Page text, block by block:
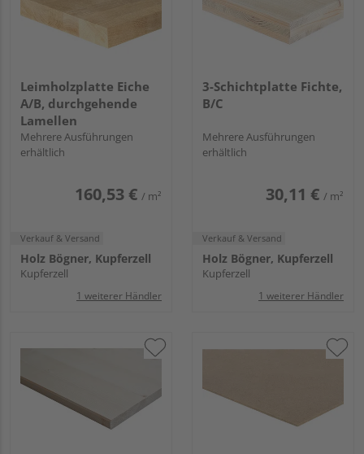
Leimholzplatte Eiche
A/B, durchgehende
Lamellen
Mehrere Ausführungen
erhältlich
160,53 € / m²
Verkauf & Versand
Holz Bögner, Kupferzell
Kupferzell
1 weiterer Händler
3-Schichtplatte Fichte,
B/C
Mehrere Ausführungen
erhältlich
30,11 € / m²
Verkauf & Versand
Holz Bögner, Kupferzell
Kupferzell
1 weiterer Händler